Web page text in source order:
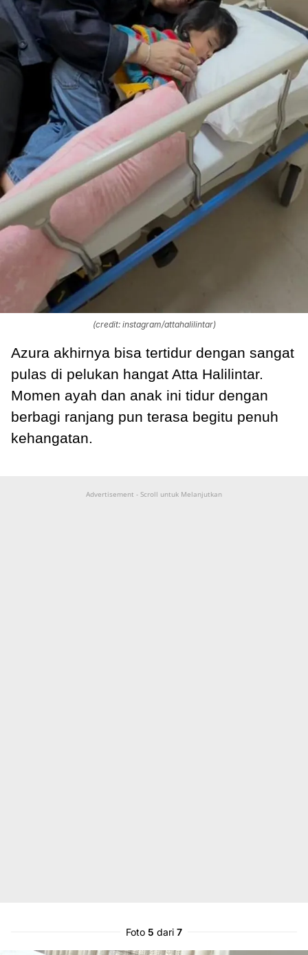
(credit: instagram/attahalilintar)
Azura akhirnya bisa tertidur dengan sangat
pulas di pelukan hangat Atta Halilintar.
Momen ayah dan anak ini tidur dengan
berbagi ranjang pun terasa begitu penuh
kehangatan.
Advertisement - Scroll untuk Melanjutkan
Foto 5 dari 7